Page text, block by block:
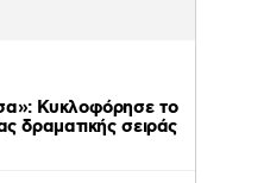
Κυκλοφόρησε το
δραματικής σειράς